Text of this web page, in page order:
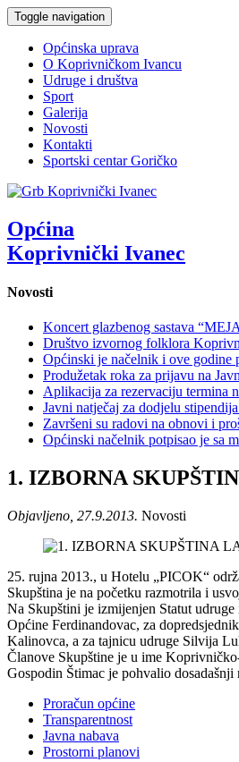
Toggle navigation
Općinska uprava
O Koprivničkom Ivancu
Udruge i društva
Sport
Galerija
Novosti
Kontakti
Sportski centar Goričko
Općina
Koprivnički Ivanec
Novosti
Koncert glazbenog sastava
Društvo izvornog folklora
Općinski je načelnik i ove godine
Produžetak roka za prijavu na
Aplikacija za rezervaciju termina
Javni natječaj za dodjelu
Završeni su radovi na obnovi i
Općinski načelnik potpisao je sa
1. IZBORNA
Objavljeno, 27.9.2013. Novosti
25. rujna 2013., u Hotelu „PICOK“
Skupština je na početku razmotrila i
Na Skupštini je izmijenjen Statut
Općine Ferdinandovac, za
Kalinovca, a za tajnicu udruge Silvija
Članove Skupštine je u ime
Gospodin Štimac je pohvalio
Proračun općine
Transparentnost
Javna nabava
Prostorni planovi